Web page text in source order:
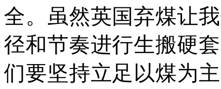
全。虽然英国弃煤让
径和节奏进行生搬硬
们要坚持立足以煤为